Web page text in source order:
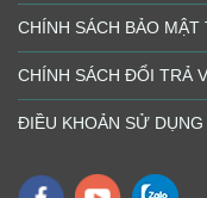
CHÍNH SÁCH BẢO
CHÍNH SÁCH ĐỔI TRẢ
ĐIỀU KHOẢN SỬ DỤNG